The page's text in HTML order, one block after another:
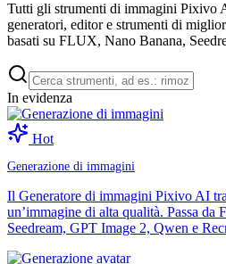
Tutti gli strumenti di immagini Pixivo
generatori, editor e strumenti di
basati su FLUX, Nano Banana,
In evidenza
Hot
Generazione di immagini
Il Generatore di immagini Pixivo AI
un’immagine di alta qualità. Passa
Seedream, GPT Image 2, Qwen e